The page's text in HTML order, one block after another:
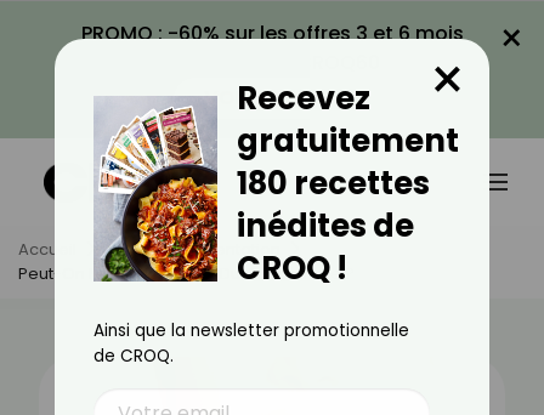
PROMO : -60% sur les offres 3 et 6 mois
VOIR LA PROMO
×
Accueil Actus
Alimentation
Peut-On Manger La Peau Du Concombre ?
Recevez
gratuitement
180 recettes
inédites de
CROQ !
×
Ainsi que la newsletter promotionnelle
de CROQ.